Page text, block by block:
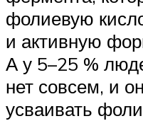
фолиевую
и активную
А у 5–25 %
нет совсем, и
усваивать